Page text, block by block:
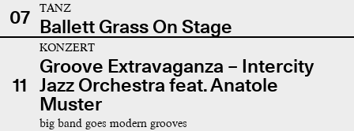
07
TANZ
Ballett Grass On Stage
11
KONZERT
Groove Extravaganza – Intercity
Jazz Orchestra feat. Anatole
Muster
big band goes modern grooves